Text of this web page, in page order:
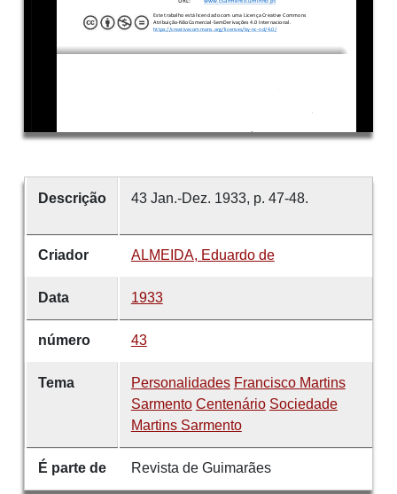
Descrição 43 Jan.-Dez. 1933, p. 47-48.
Criador ALMEIDA, Eduardo de
Data 1933
número 43
Tema Personalidades Francisco Martins
Sarmento Centenário Sociedade
Martins Sarmento
É parte de Revista de Guimarães